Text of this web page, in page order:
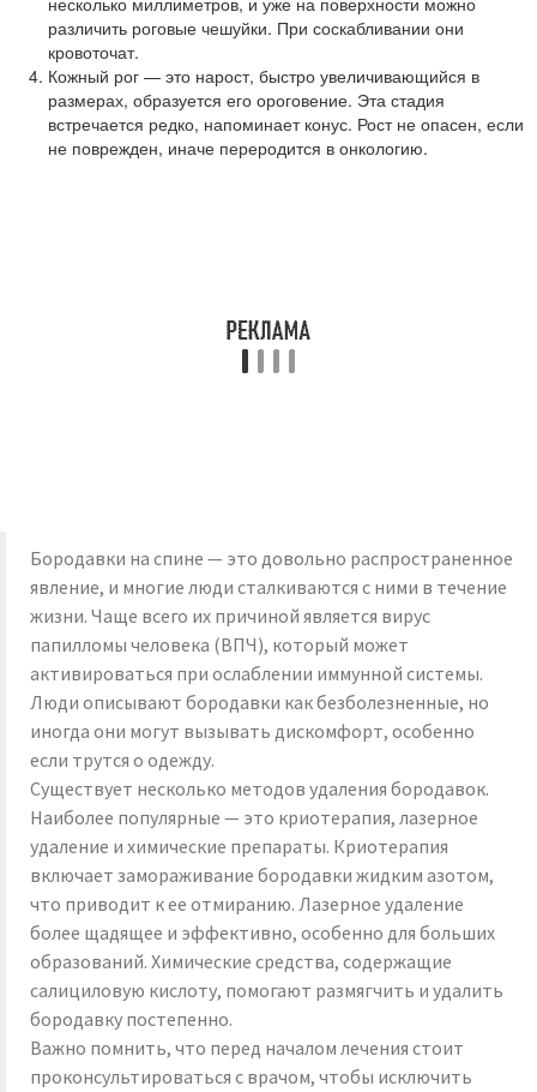
различить роговые чешуйки. При соскабливании они
кровоточат.
Кожный рог — это нарост, быстро увеличивающийся в
размерах, образуется его ороговение. Эта стадия
встречается редко, напоминает конус. Рост не опасен, если
не поврежден, иначе переродится в онкологию.
Бородавки на спине — это довольно распространенное
явление, и многие люди сталкиваются с ними в течение
жизни. Чаще всего их причиной является вирус
папилломы человека (ВПЧ), который может
активироваться при ослаблении иммунной системы.
Люди описывают бородавки как безболезненные, но
иногда они могут вызывать дискомфорт, особенно
если трутся о одежду.
Существует несколько методов удаления бородавок.
Наиболее популярные — это криотерапия, лазерное
удаление и химические препараты. Криотерапия
включает замораживание бородавки жидким азотом,
что приводит к ее отмиранию. Лазерное удаление
более щадящее и эффективно, особенно для больших
образований. Химические средства, содержащие
салициловую кислоту, помогают размягчить и удалить
бородавку постепенно.
Важно помнить, что перед началом лечения стоит
проконсультироваться с врачом, чтобы исключить